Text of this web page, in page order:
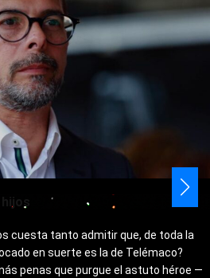
cuesta tanto admitir que, de toda la
en suerte es la de Telémaco?
penas que purgue el astuto héroe —